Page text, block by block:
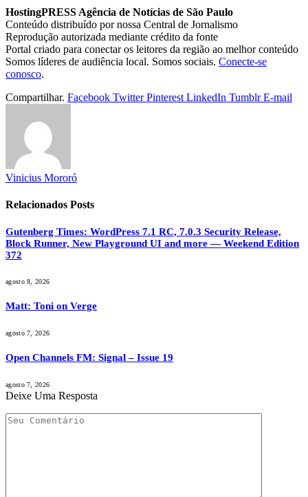
HostingPRESS Agência de Notícias de São Paulo
Conteúdo distribuído por nossa Central de Jornalismo
Reprodução autorizada mediante crédito da fonte
Portal criado para conectar os leitores da região ao melhor conteúdo
Somos líderes de audiência local. Somos sociais. Conecte-se
conosco.
Compartilhar. Facebook Twitter Pinterest LinkedIn Tumblr E-mail
Vinicius Mororó
Relacionados Posts
Gutenberg Times: WordPress 7.1 RC, 7.0.3 Security Release,
Block Runner, New Playground UI and more — Weekend Edition
372
agosto 8, 2026
Matt: Toni on Verge
agosto 7, 2026
Open Channels FM: Signal – Issue 19
agosto 7, 2026
Deixe Uma Resposta